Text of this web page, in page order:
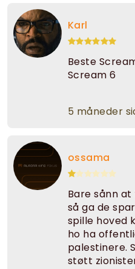
Karl
Beste
Scream 6
5 måneder
ossama
Bare sånn
så ga de
spille hoved
ho ha
palestinere.
støtt